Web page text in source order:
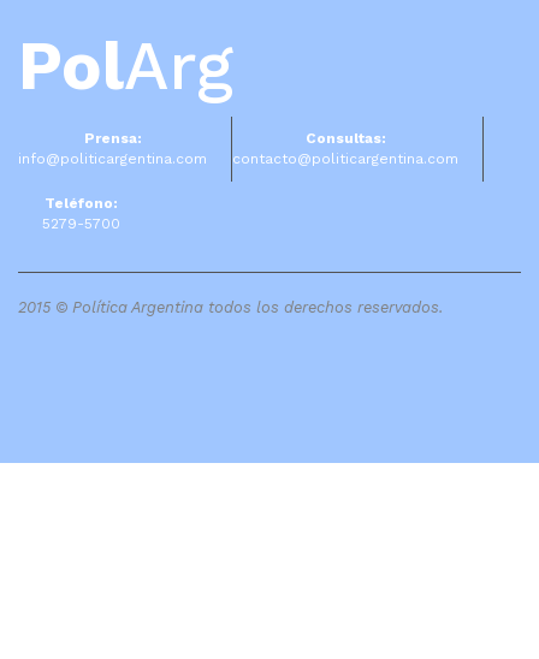
PolArg
Prensa:
info@politicargentina.com
Consultas:
contacto@politicargentina.com
Teléfono:
5279-5700
2015 © Política Argentina todos los derechos reservados.